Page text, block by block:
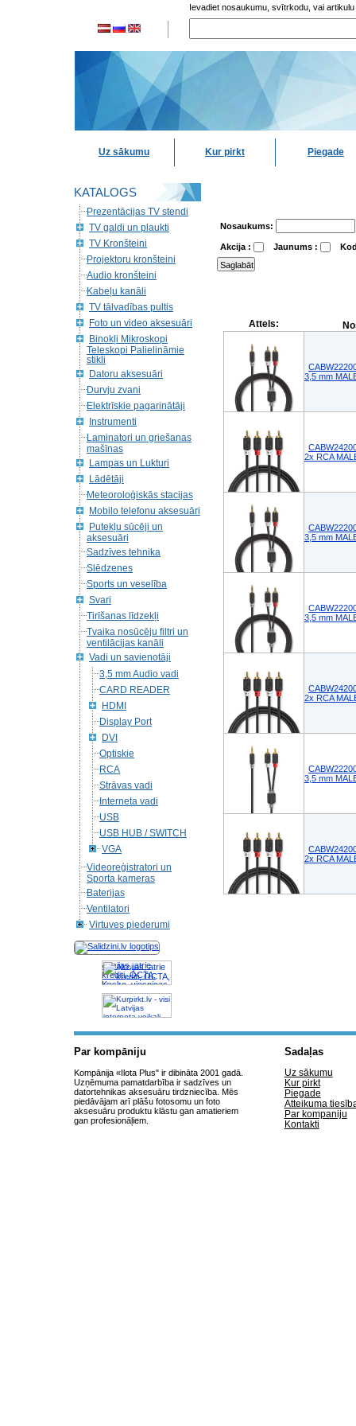
Ievadiet nosaukumu, svītrkodu, vai artikulu
Uz sākumu Kur pirkt Piegade
KATALOGS
Prezentācijas TV stendi
TV galdi un plaukti
TV Kronšteini
Projektoru kronšteini
Audio kronšteini
Kabeļu kanāli
TV tālvadības pultis
Foto un video aksesuāri
Binokļi Mikroskopi
Teleskopi Palielināmie
stikli
Datoru aksesuāri
Durvju zvani
Elektrīskie pagarinātāji
Instrumenti
Laminatori un griešanas
mašīnas
Lampas un Lukturi
Lādētāji
Meteoroloģiskās stacijas
Mobilo telefonu aksesuāri
Putekļu sūcēji un
aksesuāri
Sadzīves tehnika
Slēdzenes
Sports un veselība
Svari
Tirīšanas līdzekļi
Tvaika nosūcēju filtri un
ventilācijas kanāli
Vadi un savienotāji
3,5 mm Audio vadi
CARD READER
HDMI
Display Port
DVI
Optiskie
RCA
Strāvas vadi
Interneta vadi
USB
USB HUB / SWITСH
VGA
Videoreģistratori un
Sporta kameras
Baterijas
Ventilatori
Virtuves piederumi
Akcijas, atrie
krediti, OCTA,
Kasko, viesnicas,
letas aviobiletes,
taksi, interneta
veikali
Nosaukums:
Akcija : Jaunums :
Attels:
3,5 mm
2x RCA
3,5 mm
3,5 mm
2x RCA
3,5 mm
2x RCA
Par kompāniju
Kompānija «Ilota Plus" ir dibināta 2001 gadā.
Uzņēmuma pamatdarbība ir sadzīves un
datortehnikas aksesuāru tirdzniecība. Mēs
piedāvājam arī plāšu fotosomu un foto
aksesuāru produktu klāstu gan amatieriem
gan profesionāļiem.
Sadaļas
Uz sākumu
Kur pirkt
Piegade
Atteikuma
Par kompaniju
Kontakti